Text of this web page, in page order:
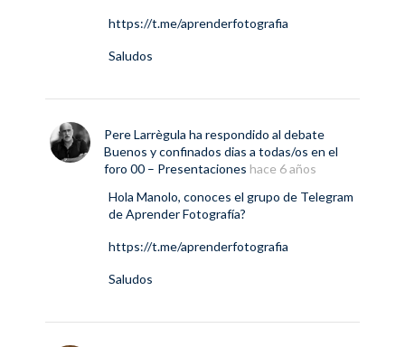
https://t.me/aprenderfotografia
Saludos
Pere Larrègula ha respondido al debate
Buenos y confinados dias a todas/os en el
foro 00 – Presentaciones hace 6 años
Hola Manolo, conoces el grupo de Telegram
de Aprender Fotografía?
https://t.me/aprenderfotografia
Saludos